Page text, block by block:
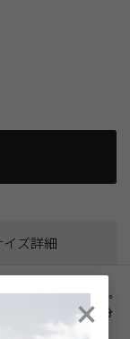
イズ詳細
ック半袖カットソー。
裏面は肌に触れる部分
な着心地です。×